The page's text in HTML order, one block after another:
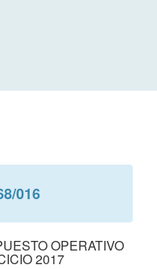
016
OPERATIVO
2017